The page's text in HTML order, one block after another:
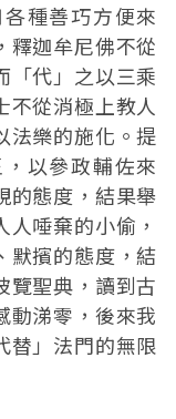
種善巧方便來
釋迦牟尼佛不從
「代」之以三乘
不從消極上教人
法樂的施化。提
以參政輔佐來
的態度，結果舉
唾棄的小偷，
默擯的態度，結
覽聖典，讀到古
動涕零，後來我
替」法門的無限